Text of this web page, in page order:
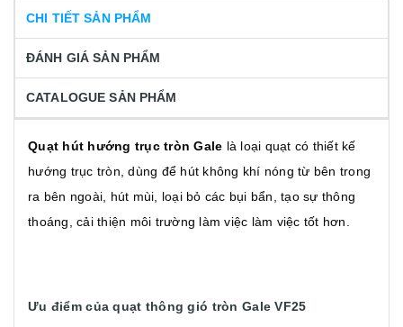
CHI TIẾT SẢN PHẨM
ĐÁNH GIÁ SẢN PHẨM
CATALOGUE SẢN PHẨM
Quạt hút hướng trục tròn Gale là loại quạt có thiết kế
hướng trục tròn, dùng để hút không khí nóng từ bên trong
ra bên ngoài, hút mùi, loại bỏ các bụi bẩn, tạo sự thông
thoáng, cải thiện môi trường làm việc làm việc tốt hơn.
Ưu điểm của quạt thông gió tròn Gale VF25